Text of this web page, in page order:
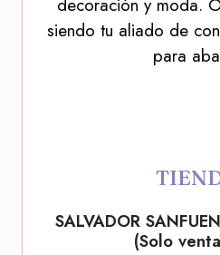
decoración y moda.
siendo tu aliado de
para
SALVADOR
(Solo